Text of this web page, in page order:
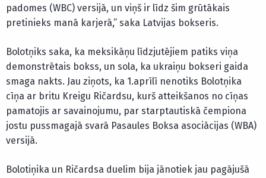
padomes (WBC) versijā, un viņš ir līdz šim grūtākais
pretinieks manā karjerā,” saka Latvijas bokseris.
Bolotņiks saka, ka meksikāņu līdzjutējiem patiks viņa
demonstrētais bokss, un sola, ka ukraiņu bokseri gaida
smaga nakts. Jau ziņots, ka 1.aprīlī nenotiks Bolotņika
cīņa ar britu Kreigu Ričardsu, kurš atteikšanos no cīņas
pamatojis ar savainojumu, par starptautiskā čempiona
jostu pussmagajā svarā Pasaules Boksa asociācijas (WBA)
versijā.
Bolotiņika un Ričardsa duelim bija jānotiek jau pagājušā